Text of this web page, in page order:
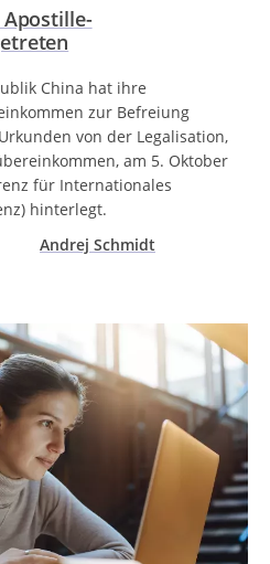
Apostille-
China hat ihre
zur Befreiung
von der Legalisation,
am 5. Oktober
für Internationales
hinterlegt.
Andrej Schmidt